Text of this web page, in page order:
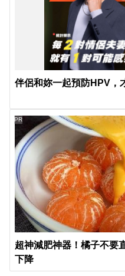
伴侶和妳一起預防HPV，
超神減肥神器！橘子不要
下降
PR